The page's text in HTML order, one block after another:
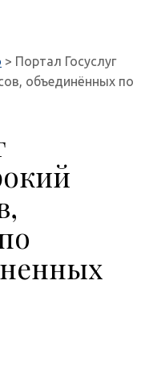
> Портал Госуслуг
объединённых по